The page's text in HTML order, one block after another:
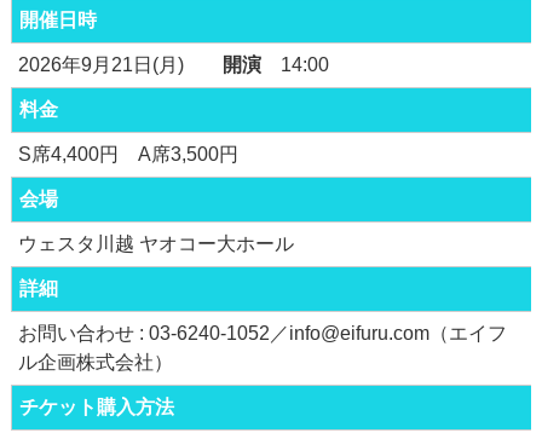
開催日時
2026年9月21日(月) 開演14:00
料金
S席4,400円 A席3,500円
会場
ウェスタ川越 ヤオコー大ホール
詳細
お問い合わせ : 03-6240-1052／info@eifuru.com（エイフ
ル企画株式会社）
チケット購入方法